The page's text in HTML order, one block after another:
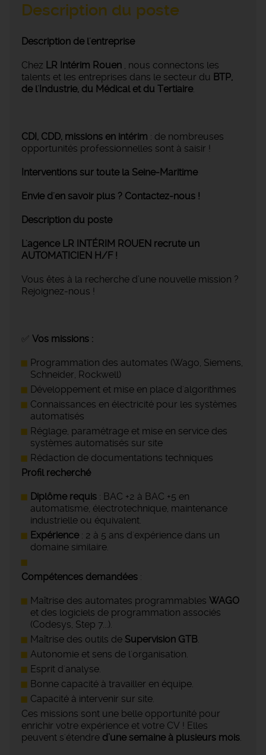
Description du poste
Description de l'entreprise
Chez LR Intérim Rouen , nous connectons les
talents et les entreprises dans le secteur du BTP,
de l'Industrie, du Médical et du Tertiaire.
CDI, CDD, missions en intérim : de nombreuses
opportunités professionnelles sont à saisir !
Interventions sur toute la Seine-Maritime
Envie d'en savoir plus ? Contactez-nous !
Description du poste
L'agence LR INTÉRIM ROUEN recrute un
AUTOMATICIEN H/F !
Vous êtes à la recherche d’une nouvelle mission ?
Rejoignez-nous !
✅ Vos missions :
Programmation des automates (Wago, Siemens,
Schneider, Rockwell)
Développement et mise en place d'algorithmes
Connaissances en électricité pour les systèmes
automatisés
Réglage, paramétrage et mise en service des
systèmes automatisés sur site
Rédaction de documentations techniques
Profil recherché
Diplôme requis : BAC +2 à BAC +5 en
automatisme, électrotechnique, maintenance
industrielle ou équivalent.
Expérience: 2 à 5 ans d'expérience dans un
domaine similaire.
Compétences demandées :
Maîtrise des automates programmables WAGO
et des logiciels de programmation associés
(Codesys, Step 7...).
Maîtrise des outils de Supervision GTB.
Autonomie et sens de l'organisation.
Esprit d'analyse.
Bonne capacité à travailler en équipe.
Capacité à intervenir sur site.
Ces missions sont une belle opportunité pour
enrichir votre expérience et votre CV ! Elles
peuvent s'étendre d’une semaine à plusieurs mois.